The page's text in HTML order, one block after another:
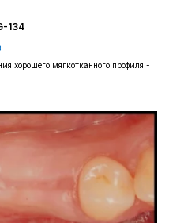
134
хорошего мягкотканного профиля -